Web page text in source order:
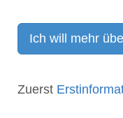
Ich will mehr
Zuerst